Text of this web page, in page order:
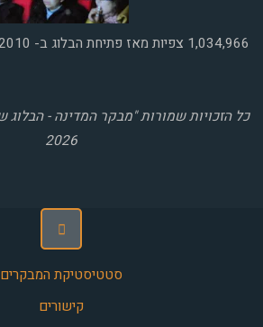
1,034,966 צפיות מאז פתיחת הבלוג ב- 21/2/2010.
2026
סטטיסטיקת המבקרים
קישורים